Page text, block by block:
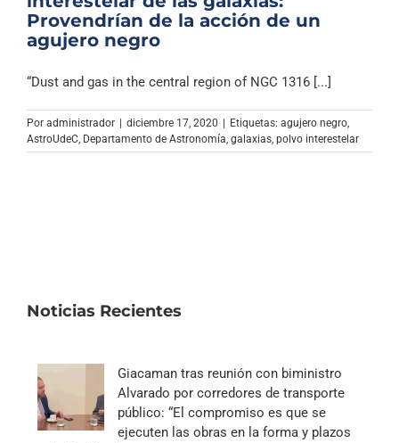
Archivo Sonoro
Provendrían de la acción de un
agujero negro
“Dust and gas in the central region of NGC 1316 [...]
Por administrador diciembre 17, 2020 Etiquetas: agujero negro,
AstroUdeC, Departamento de Astronomía, galaxias, polvo interestelar
Noticias Recientes
Giacaman tras reunión con biministro
Alvarado por corredores de transporte
público: “El compromiso es que se
ejecuten las obras en la forma y plazos